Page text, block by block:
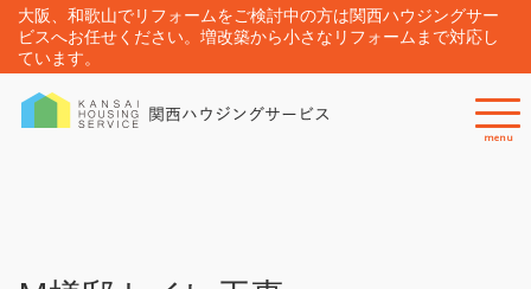
大阪、和歌山でリフォームをご検討中の方は関西ハウジングサー
ビスへお任せください。増改築から小さなリフォームまで対応し
ています。
menu